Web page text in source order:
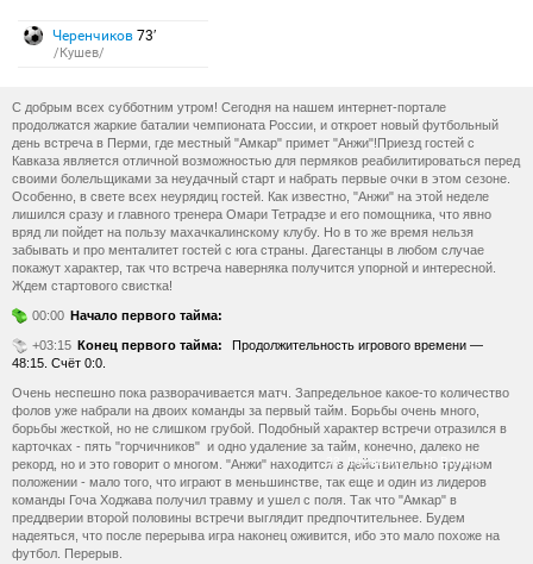
Черенчиков 73′
/Кушев/
С добрым всех субботним утром! Сегодня на нашем интернет-портале
продолжатся жаркие баталии чемпионата России, и откроет новый футбольный
день встреча в Перми, где местный "Амкар" примет "Анжи"!Приезд гостей с
Кавказа является отличной возможностью для пермяков реабилитироваться перед
своими болельщиками за неудачный старт и набрать первые очки в этом сезоне.
Особенно, в свете всех неурядиц гостей. Как известно, "Анжи" на этой неделе
лишился сразу и главного тренера Омари Тетрадзе и его помощника, что явно
вряд ли пойдет на пользу махачкалинскому клубу. Но в то же время нельзя
забывать и про менталитет гостей с юга страны. Дагестанцы в любом случае
покажут характер, так что встреча наверняка получится упорной и интересной.
Ждем стартового свистка!
00:00 Начало первого тайма:
+03:15 Конец первого тайма:
Продолжительность игрового времени —
48:15. Счёт 0:0.
Очень неспешно пока разворачивается матч. Запредельное какое-то количество
фолов уже набрали на двоих команды за первый тайм. Борьбы очень много,
борьбы жесткой, но не слишком грубой. Подобный характер встречи отразился в
карточках - пять "горчичников" и одно удаление за тайм, конечно, далеко не
рекорд, но и это говорит о многом. "Анжи" находится в действительно трудном
положении - мало того, что играют в меньшинстве, так еще и один из лидеров
команды Гоча Ходжава получил травму и ушел с поля. Так что "Амкар" в
преддверии второй половины встречи выглядит предпочтительнее. Будем
надеяться, что после перерыва игра наконец оживится, ибо это мало похоже на
футбол. Перерыв.
33. Кнежевич 8. Волков